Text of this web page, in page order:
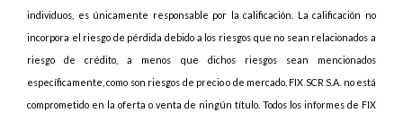
individuos, es únicamente responsable por la calificación. La calificación no
incorpora el riesgo de pérdida debido a los riesgos que no sean relacionados a
riesgo de crédito, a menos que dichos riesgos sean mencionados
específicamente, como son riesgos de precio o de mercado. FIX SCR S.A. no está
comprometido en la oferta o venta de ningún título. Todos los informes de FIX